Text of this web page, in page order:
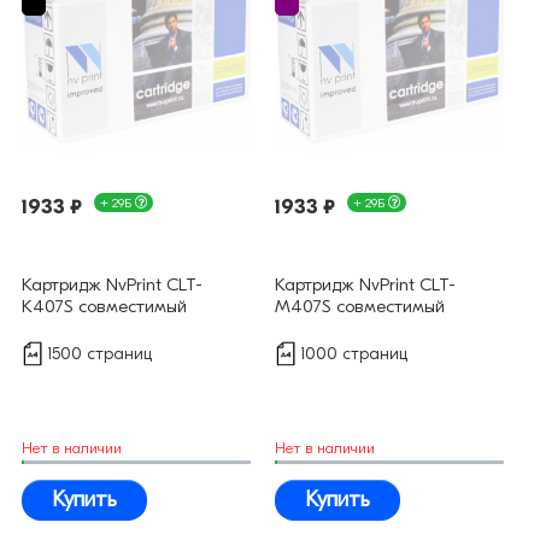
1933 ₽ + 29Б
Картридж NvPrint CLT-
K407S совместимый
1500 страниц
Нет в наличии
Купить
1933 ₽ + 29Б
Картридж NvPrint CLT-
M407S совместимый
1000 страниц
Нет в наличии
Купить